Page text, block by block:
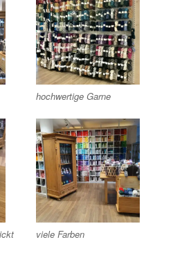
hochwertige Garne
viele Farben